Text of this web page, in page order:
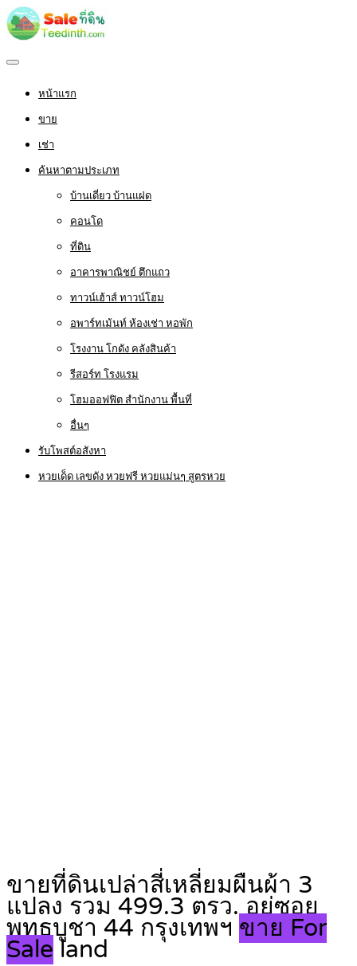
หน้าแรก
ขาย
เช่า
ค้นหาตามประเภท
บ้านเดี่ยว บ้านแฝด
คอนโด
ที่ดิน
อาคารพาณิชย์ ตึกแถว
ทาวน์เฮ้าส์ ทาวน์โฮม
อพาร์ทเม้นท์ ห้องเช่า หอพัก
โรงงาน โกดัง คลังสินค้า
รีสอร์ท โรงแรม
โฮมออฟฟิต สำนักงาน พื้นที่
อื่นๆ
รับโพสต์อสังหา
หวยเด็ด เลขดัง หวยฟรี หวยแม่นๆ สูตรหวย
ขายที่ดินเปล่าสี่เหลี่ยมผืนผ้า 3
แปลง รวม 499.3 ตรว. อยู่ซอย
พุทธบูชา 44 กรุงเทพฯ ขาย For
Sale land